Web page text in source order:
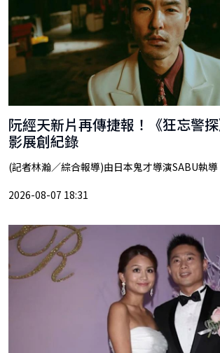
阮經天新片再傳捷報！《狂忘警
影展創紀錄
(記者林瀚／綜合報導)由日本鬼才導演SABU執導
2026-08-07 18:31